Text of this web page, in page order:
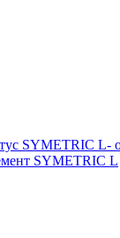
SYMETRIC L-
SYMETRIC L